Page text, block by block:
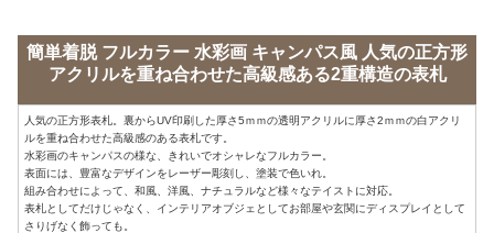
簡単着脱 フルカラー 水彩画 キャンパス風 人気の正方形
アクリルを重ね合わせた高級感ある2重構造の表札
人気の正方形表札。裏からUV印刷した厚さ5ｍｍの透明アクリルに厚さ2ｍｍの白アクリ
ルを重ね合わせた高級感のある表札です。
水彩画のキャンパスの様な、きれいでオシャレなフルカラー。
表面には、豊富なデザインをレーザー彫刻し、塗装で色いれ。
組み合わせによって、和風、洋風、ナチュラルなど様々なテイストに対応。
表札としてだけじゃなく、インテリアオブジェとしてお部屋や玄関にディスプレイとして
さりげなく飾っても。